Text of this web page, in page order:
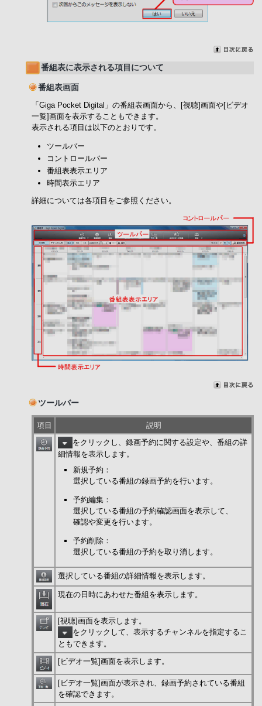
番組表に表示される項目について
番組表画面
「Giga Pocket Digital」の番組表画面から、[視聴]画面や[ビデオ
一覧]画面を表示することもできます。
表示される項目は以下のとおりです。
ツールバー
コントロールバー
番組表表示エリア
時間表示エリア
詳細については各項目をご参照ください。
ツールバー
項目
説明
をクリックし、録画予約に関する設定や、番組の詳
細情報を表示します。
新規予約：
選択している番組の録画予約を行います。
予約編集：
選択している番組の予約確認画面を表示して、
確認や変更を行います。
予約削除：
選択している番組の予約を取り消します。
選択している番組の詳細情報を表示します。
現在の日時にあわせた番組を表示します。
[視聴]画面を表示します。
をクリックして、表示するチャンネルを指定するこ
ともできます。
[ビデオ一覧]画面を表示します。
[ビデオ一覧]画面が表示され、録画予約されている番組
を確認できます。